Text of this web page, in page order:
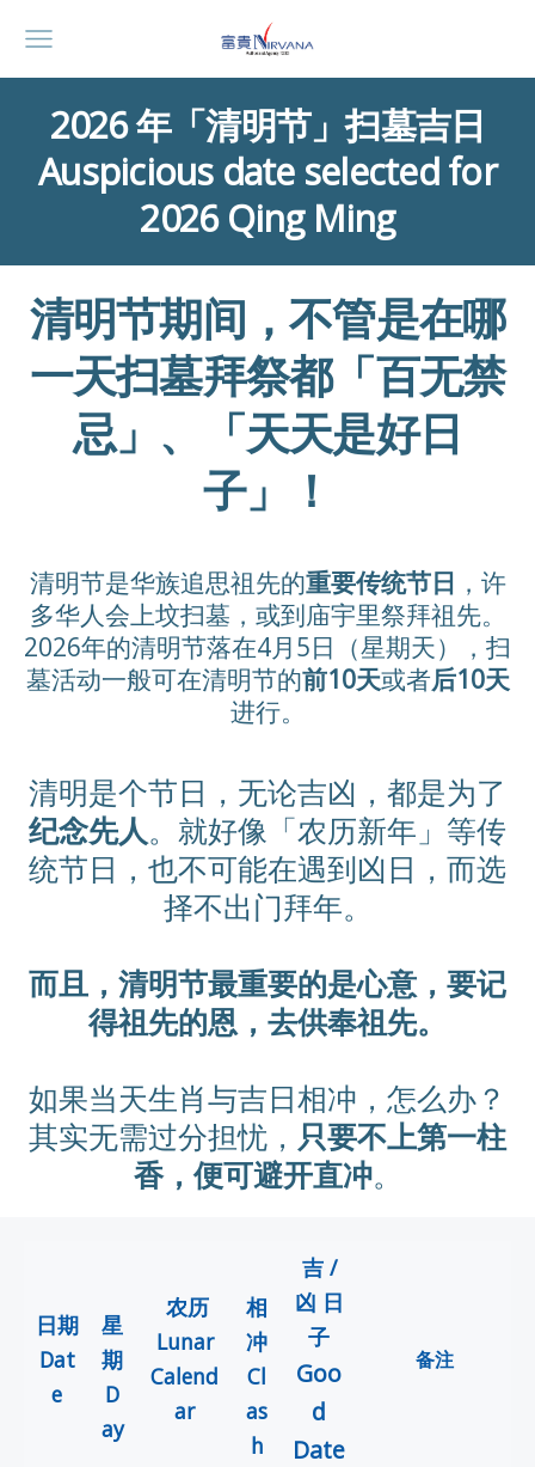
2026 年「清明节」扫墓吉日
Auspicious date selected for
2026 Qing Ming
清明节期间，不管是在哪
一天扫墓拜祭都「百无禁
忌」、「天天是好日
子」！
清明节是华族追思祖先的重要传统节日 ，许
多华人会上坟扫墓，或到庙宇里祭拜祖先。
2026年的清明节落在4月5日（星期天），扫
墓活动一般可在清明节的前10天或者后10天
进行。
清明是个节日，无论吉凶，都是为了
纪念先人。 就好像「农历新年」等传
统节日，也不可能在遇到凶日，而选
择不出门拜年。
而且，清明节最重要的是心意，要记
得祖先的恩，去供奉祖先。
如果当天生肖与吉日相冲，怎么办？
其实无需过分担忧， 只要不上第一柱
香，便可避开直冲。
日期
Dat
e
星
期
D
ay
农历
Lunar
Calend
ar
相
冲
Cl
as
h
吉 /
凶 日
子
Goo
d
Date
备注